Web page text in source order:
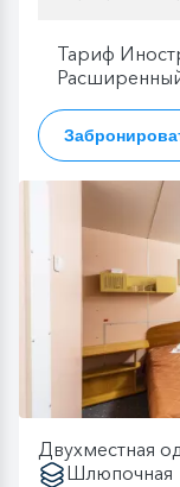
Тариф
Двухместная
Шлюпочная